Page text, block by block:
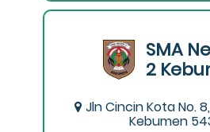
SMA
2
Jln Cincin Kota No.
Kebumen